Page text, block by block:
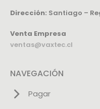
Dirección: Santiago –
Venta Empresa
ventas@vaxtec.cl
NAVEGACIÓN
Pagar